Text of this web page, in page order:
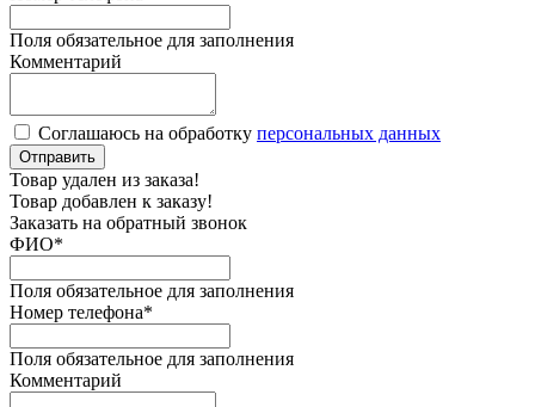
Поля обязательное для заполнения
Комментарий
Соглашаюсь на обработку персональных данных
Отправить
Товар удален из заказа!
Товар добавлен к заказу!
Заказать на обратный звонок
ФИО*
Поля обязательное для заполнения
Номер телефона*
Поля обязательное для заполнения
Комментарий